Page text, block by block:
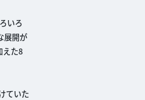
いろ
展開が
えた8
ていた